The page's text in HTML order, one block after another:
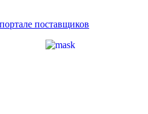
поставщиков